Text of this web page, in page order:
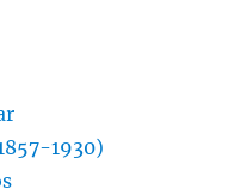
1930)